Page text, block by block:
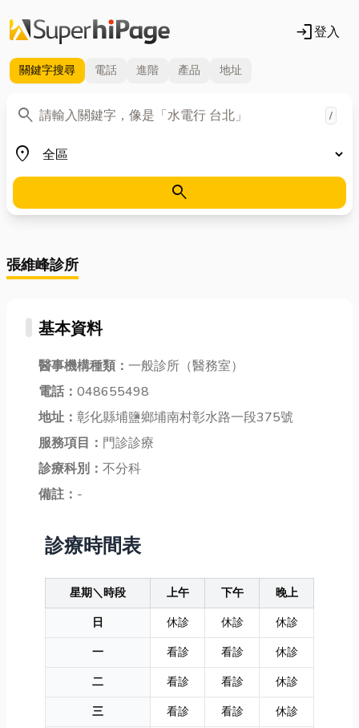
login登入
關鍵字搜尋 電話 進階 產品 地址
search
關鍵字 /
place
地區
search
張維峰診所
基本資料
醫事機構種類： 一般診所（醫務室）
電話： 048655498
地址： 彰化縣埔鹽鄉埔南村彰水路一段375號
服務項目： 門診診療
診療科別： 不分科
備註： -
診療時間表
星期＼時段 上午 下午
晚上
日
休診 休診
休診
一
看診 看診
休診
二
看診 看診
休診
三
看診 看診
休診